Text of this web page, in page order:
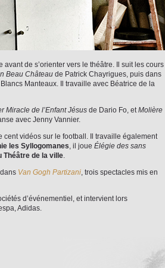
de s’orienter vers le théâtre. Il suit les cours
Beau Château de Patrick Chayrigues, puis dans
Manteaux. Il travaille avec Béatrice de la
Miracle de l’Enfant Jésus de Dario Fo, etMolière
avec Jenny Vannier.
cent vidéos sur le football. Il travaille également
les Syllogomanes, il joue Élégie des sans
Théâtre de la ville.
Van Gogh Partizani, trois spectacles mis en
d’événementiel, et intervient lors
Adidas.